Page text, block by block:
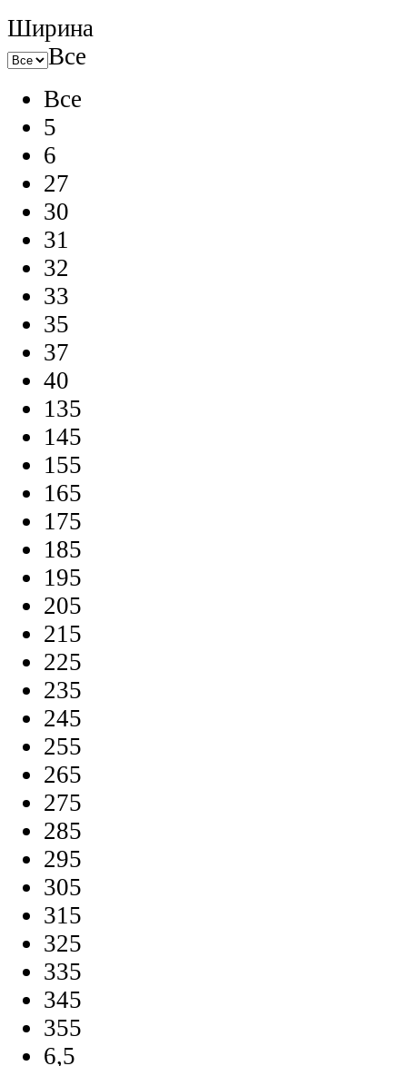
Ширина
Все
Все
5
6
27
30
31
32
33
35
37
40
135
145
155
165
175
185
195
205
215
225
235
245
255
265
275
285
295
305
315
325
335
345
355
6,5